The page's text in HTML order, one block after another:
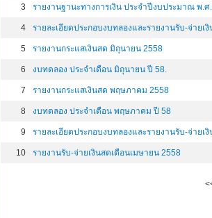
3 รายงานฐานะทางการเงิน ประจำปีงบประมาณ พ.ศ
4 รายละเอียดประกอบงบทลองและรายงานรับ-จ่ายเ
5 รายงานกระแสเงินสด มิถุนายน 2558
6 งบทดลอง ประจำเดือน มิถุนายน ปี 58.
7 รายงานกระแสเงินสด พฤษภาคม 2558
8 งบทดลอง ประจำเดือน พฤษภาคม ปี 58
9 รายละเอียดประกอบงบทลองและรายงานรับ-จ่ายเ
10 รายงานรับ-จ่ายเงินสดเดือนเมษายน 2558